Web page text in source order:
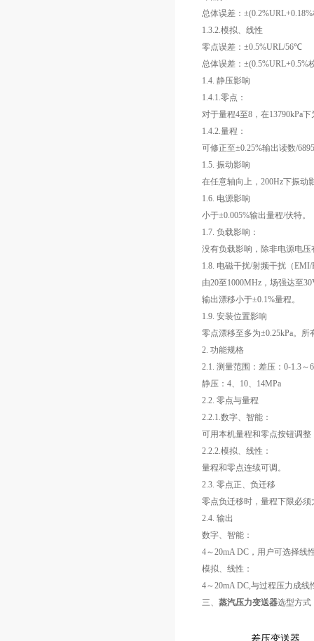
总体误差：
1.3.2.模拟、线性
零点误差：±0.5%URL/56℃
总体误差：±(0.5%URL+0.5%
1.4. 静压影响
1.4.1.零点：
对于量程4至8，在13790kPa
1.4.2.量程：
可修正至±0.25%输出读数/
1.5. 振动影响
在任意轴向上，200Hz下振动
1.6. 电源影响
小于±0.005%输出量程/伏特。
1.7. 负载影响：
没有负载影响，除非电源电压
1.8. 电磁干扰/射频干扰（
由20至1000MHz，场强达至
输出漂移小于±0.1%量程。
1.9. 安装位置影响
零点漂移至多为±0.25kPa。
2. 功能规格
2.1. 测量范围：差压：0-1.3～
静压：4、10、14MPa
2.2. 零点与量程
2.2.1.数字、智能：
可用本机量程和零点按钮调
2.2.2.模拟、线性：
量程和零点连续可调。
2.3. 零点正、负迁移
零点负迁移时，量程下限必
2.4. 输出
数字、智能：
4～20mA DC，用户可选择线
模拟、线性：
4～20mA DC,与过程压力成线
三、 蒸汽压力变送器选型方式
差压变送器